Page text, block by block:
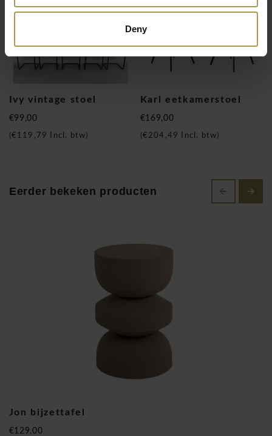
Deny
Collection past het principe toe van ‘betaalbaar design voor
thuis, op kantoor, hotelketen, cafés of restaurants’, waarbij
hoogstaand vakmanschap wordt toegepast op trendy
lifestyle artikelen. Dat zie je in onze collectie met het gebruik
"OOG VOOR DESIGN,
CREATIE EN PRIJS"
een andere Kick, zorgen voor de leukste trendy meubels . Bij
keer een volledig uniek product voor een aantrekkelijke prijs.
fabrikanten van onze Kick-spullen. Doordat we het op deze
manier doen, kunnen we de kosten lager houden en
daardoor is jouw item een stuk goedkoper! Kick is design
voor een geweldige prijs dus.
Kick Jon bijzettafel!
Ivy vintage stoel
€99,00
€119,79 Incl. btw)
Karl eetkamerstoel
€169,00
€204,49 Incl. btw)
Eerder bekeken producten
Jon bijzettafel
€129,00